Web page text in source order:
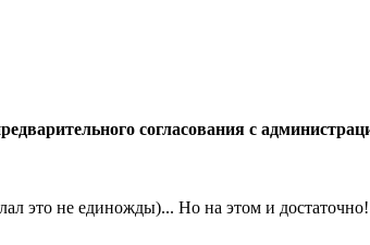
согласования с
это не единожды)... Но на этом и достаточно!